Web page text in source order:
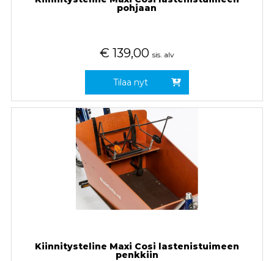
pohjaan
€ 139,00 sis. alv
Tilaa nyt
Kiinnitysteline Maxi Cosi lastenistuimeen
penkkiin